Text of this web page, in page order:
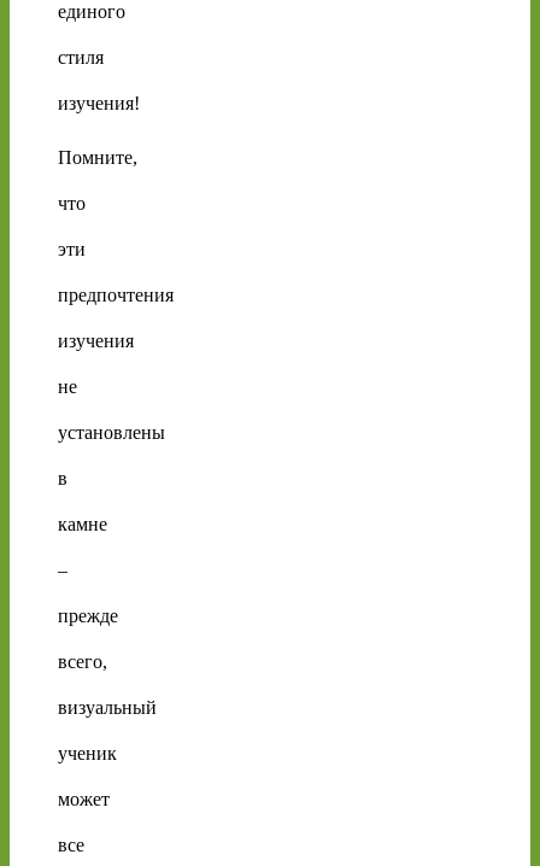
единого
стиля
изучения!
Помните,
что
эти
предпочтения
изучения
не
установлены
в
камне
–
прежде
всего,
визуальный
ученик
может
все